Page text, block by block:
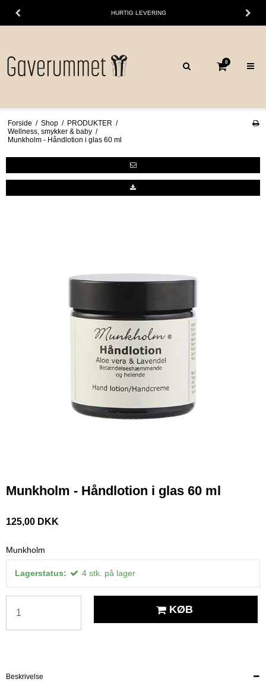
HURTIG LEVERING
0
Forside / Shop / PRODUKTER /
Wellness, smykker & baby /
Munkholm - Håndlotion i glas 60 ml
Munkholm - Håndlotion i glas 60 ml
125,00 DKK
Munkholm
Lagerstatus: 4 stk. på lager
KØB
Beskrivelse